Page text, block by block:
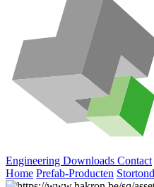
Engineering Downloads Contact
Home Prefab-Producten